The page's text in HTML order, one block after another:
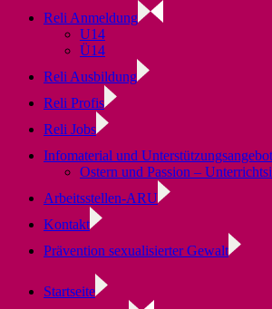
Reli Anmeldung
U14
Ü14
Reli Ausbildung
Reli Profis
Reli Jobs
Infomaterial und
Ostern und Passion –
Arbeitsstellen-ARU
Kontakt
Prävention sexualisierter Gewalt
Startseite